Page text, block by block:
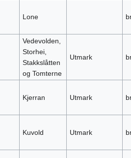
Lone
Vedevolden,
Storhei,
Stakkslåtten
og Tomterne
Utmark
Kjerran Utmark
Kuvold Utmark